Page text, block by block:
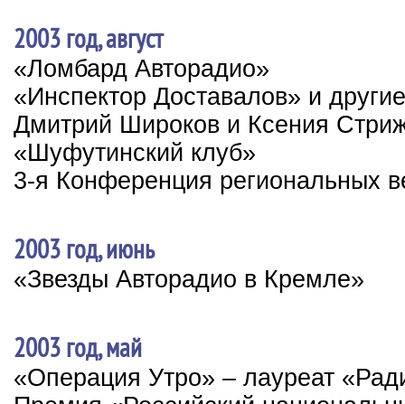
2003 год, август
«Ломбард Авторадио»
«Инспектор Доставалов» и
Дмитрий Широков и Ксения
«Шуфутинский клуб»
3-я Конференция региональных
2003 год, июнь
«Звезды Авторадио в Кремле»
2003 год, май
«Операция Утро» – лауреат